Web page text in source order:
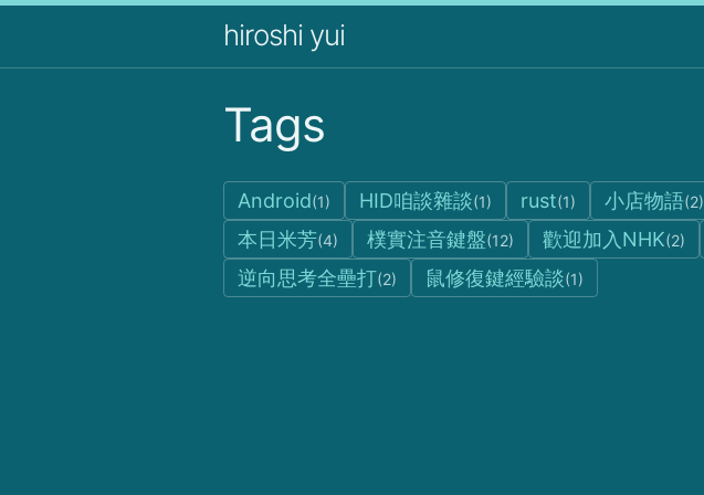
hiroshi yui
Tags
Android(1) HID咱談雜談(1) rust(1) 小店物語(2)
本日米芳(4) 樸實注音鍵盤(12) 歡迎加入NHK(2)
逆向思考全壘打(2) 鼠修復鍵經驗談(1)